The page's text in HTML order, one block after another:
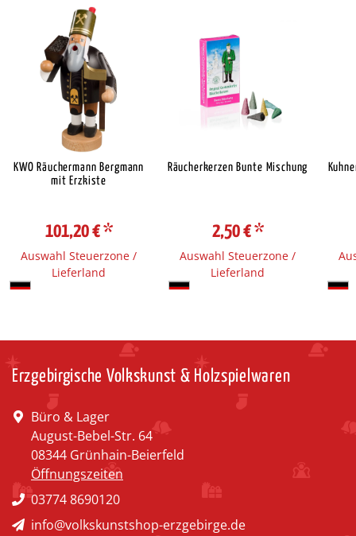
KWO Räuchermann Bergmann
mit Erzkiste
101,20 €*
Auswahl Steuerzone /
Lieferland
Räucherkerzen Bunte Mischung
2,50 €*
Auswahl Steuerzone /
Lieferland
Erzgebirgische Volkskunst & Holzspielwaren
Büro & Lager
August-Bebel-Str. 64
08344 Grünhain-Beierfeld
Öffnungszeiten
03774 8690120
info@volkskunstshop-erzgebirge.de